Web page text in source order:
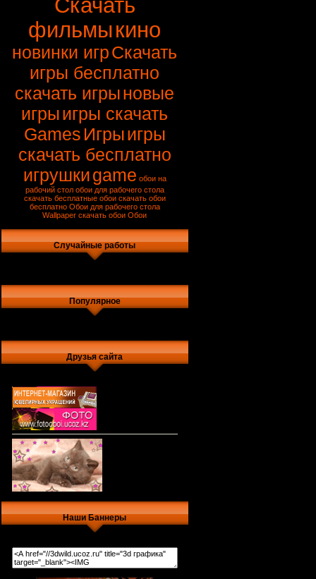
Скачать
фильмыкино
новинки игрСкачать
игры бесплатно
скачать игрыновые
игрыигры скачать
Games Игрыигры
скачать бесплатно
игрушкиgame обои на
рабочий стол обои для рабочего стола
скачать бесплатные обои скачать обои
бесплатно Обои для рабочего стола
Wallpaper скачать обои Обои
Случайные работы
Популярное
Друзья сайта
Наши Баннеры